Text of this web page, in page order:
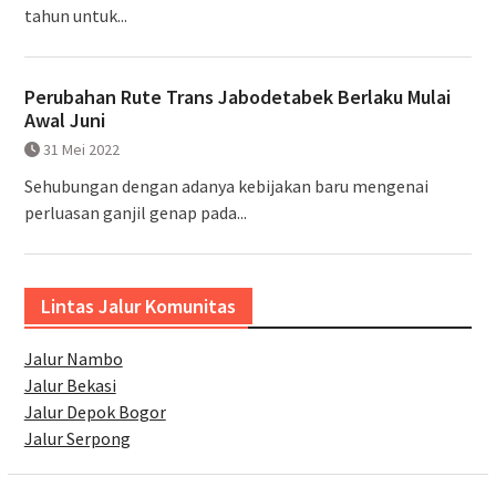
tahun untuk...
Perubahan Rute Trans Jabodetabek Berlaku Mulai
Awal Juni
31 Mei 2022
Sehubungan dengan adanya kebijakan baru mengenai
perluasan ganjil genap pada...
Lintas Jalur Komunitas
Jalur Nambo
Jalur Bekasi
Jalur Depok Bogor
Jalur Serpong